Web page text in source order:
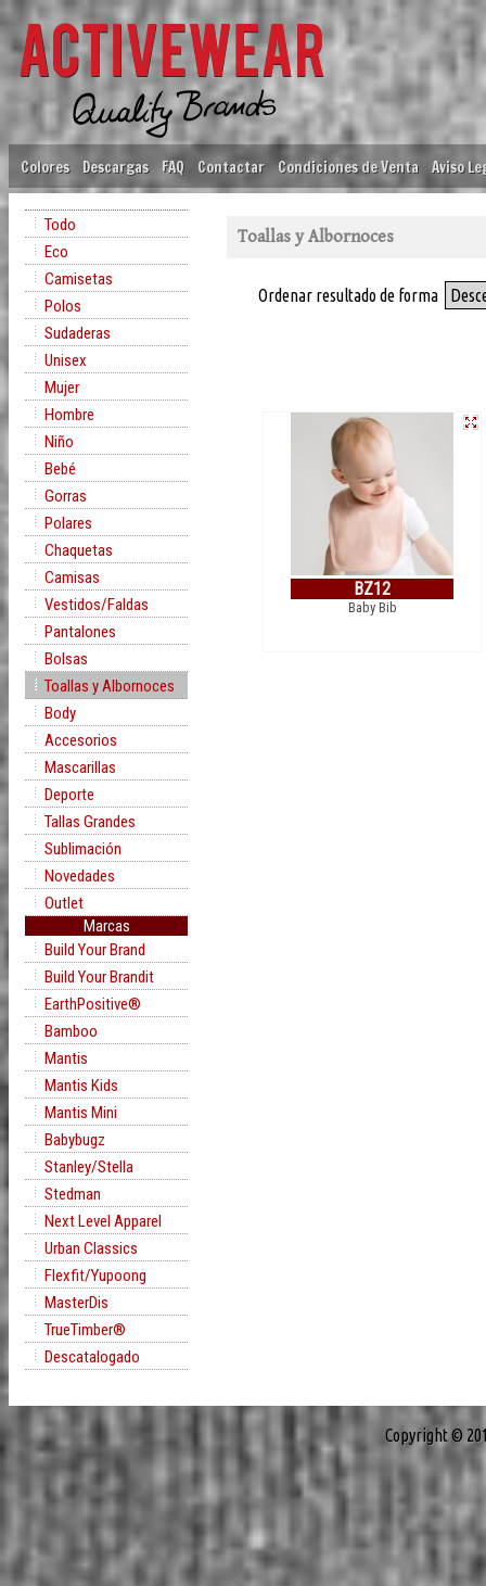
Colores Descargas FAQ Contactar Condiciones de Venta Aviso
Todo
Eco
Camisetas
Polos
Sudaderas
Unisex
Mujer
Hombre
Niño
Bebé
Gorras
Polares
Chaquetas
Camisas
Vestidos/Faldas
Pantalones
Bolsas
Toallas y Albornoces
Body
Accesorios
Mascarillas
Deporte
Tallas Grandes
Sublimación
Novedades
Outlet
Marcas
Build Your Brand
Build Your Brandit
EarthPositive®
Bamboo
Mantis
Mantis Kids
Mantis Mini
Babybugz
Stanley/Stella
Stedman
Next Level Apparel
Urban Classics
Flexfit/Yupoong
MasterDis
TrueTimber®
Descatalogado
Toallas y Albornoces
Ordenar resultado de forma
BZ12
Baby Bib
Copyright ©